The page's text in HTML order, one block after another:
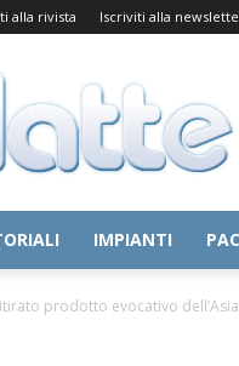
alla rivista Iscriviti alla
IMPIANTI
prodotto evocativo